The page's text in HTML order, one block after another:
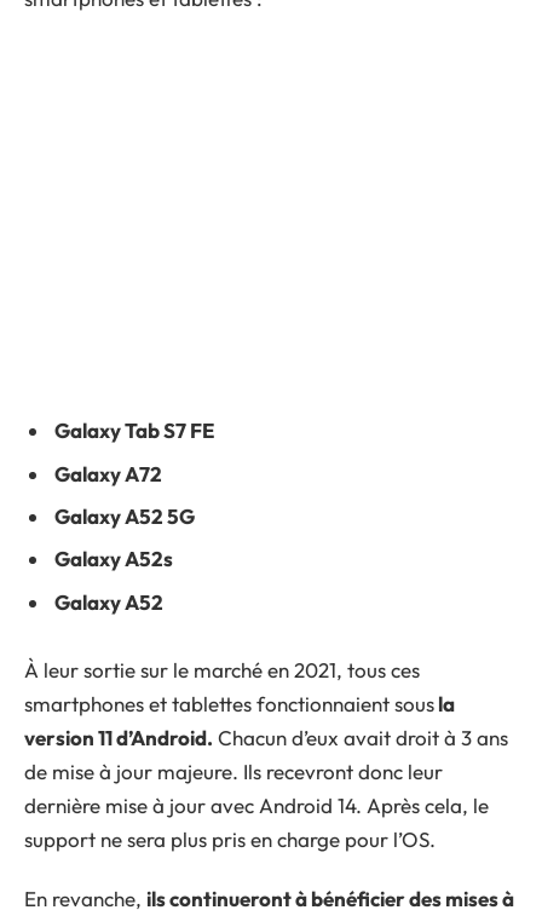
Galaxy Tab S7 FE
Galaxy A72
Galaxy A52 5G
Galaxy A52s
Galaxy A52
À leur sortie sur le marché en 2021, tous ces
smartphones et tablettes fonctionnaient sousla
version 11 d’Android. Chacun d’eux avait droit à 3 ans
de mise à jour majeure. Ils recevront donc leur
dernière mise à jour avec Android 14. Après cela, le
support ne sera plus pris en charge pour l’OS.
En revanche, ils continueront à bénéficier des mises à